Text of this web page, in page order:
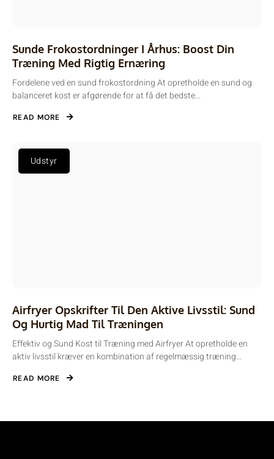
Sunde Frokostordninger I Århus: Boost Din
Træning Med Rigtig Ernæring
Fordelene ved en sund frokostordning At opretholde en sund og
balanceret kost er afgørende for at få det bedste...
READ MORE
Udstyr
Airfryer Opskrifter Til Den Aktive Livsstil: Sund
Og Hurtig Mad Til Træningen
Effektiv og Sund Kost til Træning med Airfryer At opretholde en
aktiv livsstil kræver en kombination af regelmæssig træning...
READ MORE